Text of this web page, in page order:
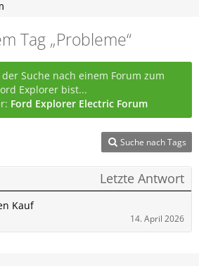
Tag „Probleme“
Suche nach einem Forum zum
Explorer bist...
Ford Explorer Electric Forum
Suche nach Tags
Letzte Antwort
Kauf
14. April 2026